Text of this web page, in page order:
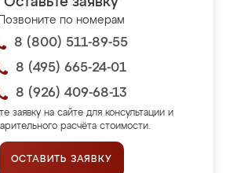
Позвоните по номерам
8 (800) 511-89-55
8 (495) 665-24-01
8 (926) 409-68-13
заявку на сайте для консультации и
расчёта стоимости.
ОСТАВИТЬ ЗАЯВКУ